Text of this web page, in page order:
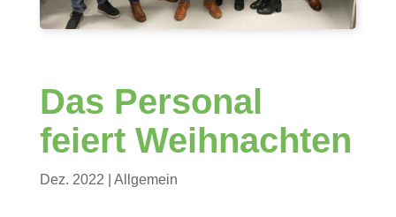
Das Personal
feiert Weihnachten
Dez. 2022 | Allgemein